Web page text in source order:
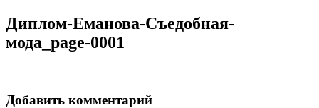
Диплом-Еманова-Съедобная-
мода_page-0001
Добавить комментарий